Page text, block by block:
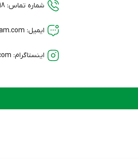
شماره تماس: 09383000518
ایمیل: info@daroosazam.com
اینستاگرام: daroosazam_com@